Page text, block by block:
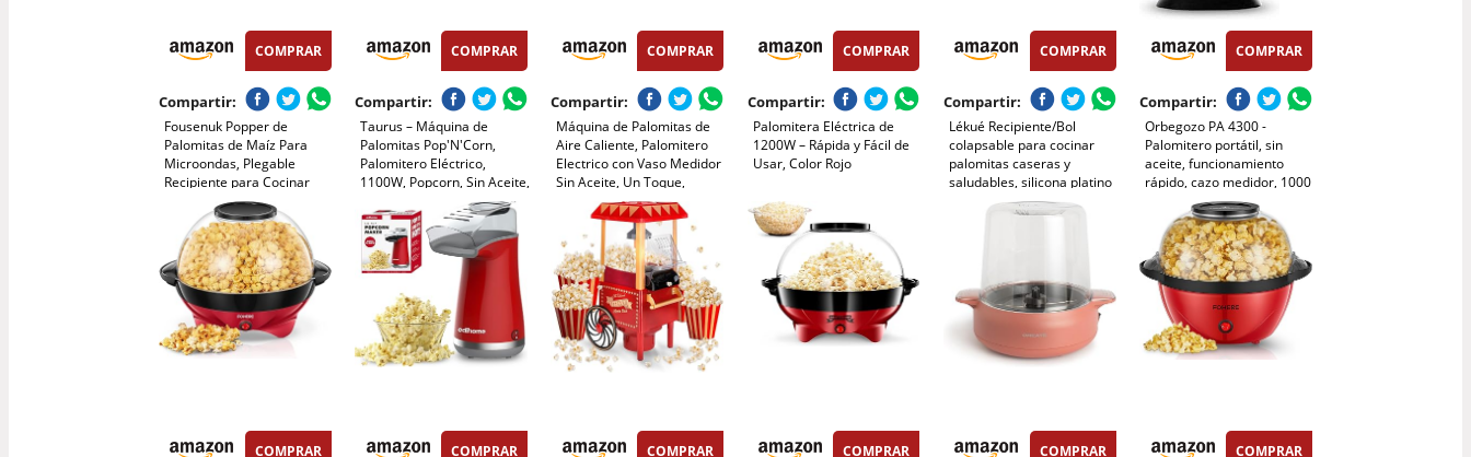
COMPRAR
Compartir:
Fousenuk Popper de
Palomitas de Maíz Para
Microondas, Plegable
Recipiente para Cocinar
Palomitas con Tapa y Asa,
Tazón de Palomitas de Maíz
de Silicona, Palomitero Bowl
sin Aceite Para Cocina
COMPRAR
Compartir:
Taurus – Máquina de
Palomitas Pop'N'Corn,
Palomitero Eléctrico,
1100W, Popcorn, Sin Aceite,
Aire Caliente, Listas en 3
Minutos, Tapa
Transparente Dosificadora,
Compacto, Portátil, Fácil
Limpieza, Rojo
COMPRAR
Compartir:
Máquina de Palomitas de
Aire Caliente, Palomitero
Electrico con Vaso Medidor
Sin Aceite, Un Toque,
Palomitas en 3 MIN
Maquina Palomita Portátil
para Cine en Casa, Noches
de Película, Fiestas
COMPRAR
Compartir:
Palomitera Eléctrica de
1200W – Rápida y Fácil de
Usar, Color Rojo
COMPRAR
Compartir:
Lékué Recipiente/Bol
colapsable para cocinar
palomitas caseras y
saludables, silicona platino
Rojo, 2800 ml
COMPRAR
Compartir:
Orbegozo PA 4300 -
Palomitero portátil, sin
aceite, funcionamiento
rápido, cazo medidor, 1000
W, Rojo Metalizado
COMPRAR COMPRAR COMPRAR COMPRAR COMPRAR COMPRAR